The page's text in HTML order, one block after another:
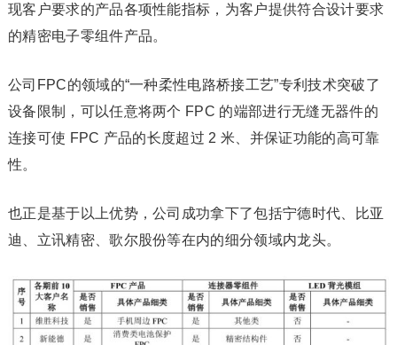
现客户要求的产品各项性能指标，为客户提供符合设计要求
的精密电子零组件产品。
公司FPC的领域的“一种柔性电路桥接工艺”专利技术突破了
设备限制，可以任意将两个 FPC 的端部进行无缝无器件的
连接可使 FPC 产品的长度超过 2 米、并保证功能的高可靠
性。
也正是基于以上优势，公司成功拿下了包括宁德时代、比亚
迪、立讯精密、歌尔股份等在内的细分领域内龙头。